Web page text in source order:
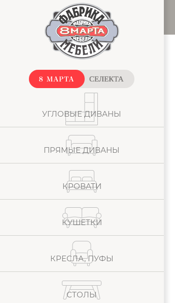
УГЛОВЫЕ ДИВАНЫ
ПРЯМЫЕ ДИВАНЫ
КРОВАТИ
КУШЕТКИ
КРЕСЛА, ПУФЫ
СТОЛЫ